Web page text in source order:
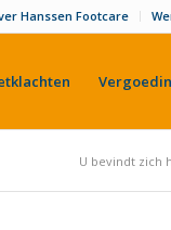
Hanssen Footcare
U bevindt zich